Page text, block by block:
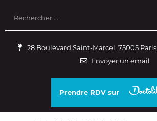
28 Boulevard Saint-Marcel, 75005 Paris
Envoyer un email
Prendre RDV sur